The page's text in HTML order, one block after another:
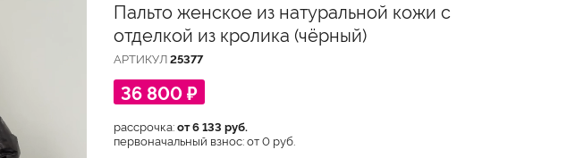
Пальто женское из натуральной кожи с
отделкой из кролика (чёрный)
АРТИКУЛ25377
36 800 ₽
рассрочка:от 6 133 руб.
первоначальный взнос: от 0 руб.